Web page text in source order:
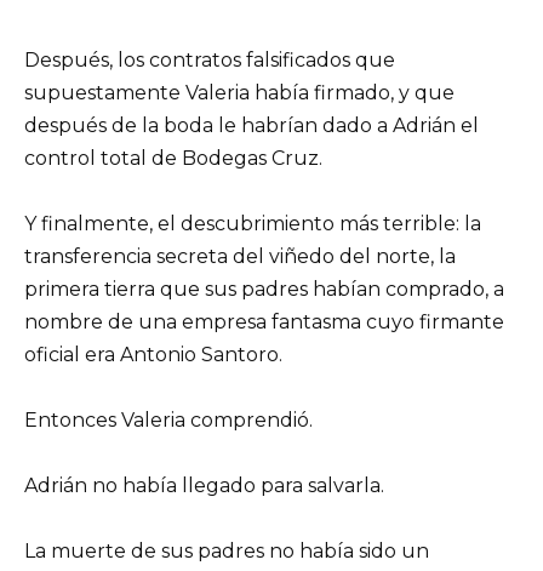
Después, los contratos falsificados que
supuestamente Valeria había firmado, y que
después de la boda le habrían dado a Adrián el
control total de Bodegas Cruz.
Y finalmente, el descubrimiento más terrible: la
transferencia secreta del viñedo del norte, la
primera tierra que sus padres habían comprado, a
nombre de una empresa fantasma cuyo firmante
oficial era Antonio Santoro.
Entonces Valeria comprendió.
Adrián no había llegado para salvarla.
La muerte de sus padres no había sido un